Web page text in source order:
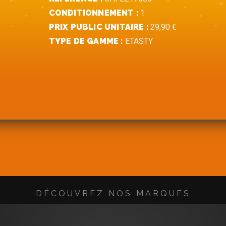
CONDITIONNEMENT : 1
PRIX PUBLIC UNITAIRE : 29,90 €
TYPE DE GAMME : ETASTY
DÉCOUVREZ NOS MARQUES